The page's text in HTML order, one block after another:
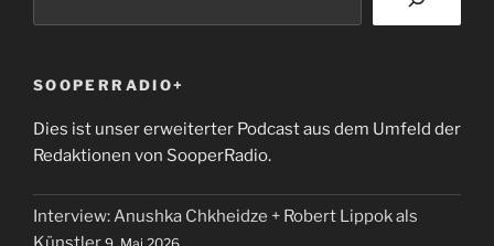
SOOPERRADIO+
Dies ist unser erweiterter Podcast aus dem Umfeld der
Redaktionen von SooperRadio.
Interview: Anushka Chkheidze + Robert Lippok als